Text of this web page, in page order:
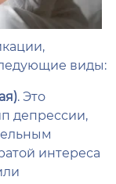
виды:
. Это
депрессии,
интереса